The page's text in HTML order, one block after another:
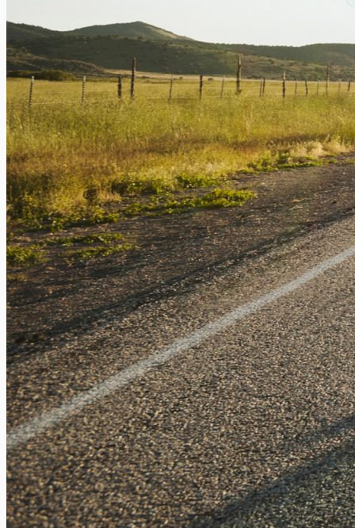
Stage à l’étranger : quelle assurance souscrire ?
Xavier Van Caneghem 0
Chaque année, de nombreux jeunes effectuent un stage à
l’étranger. Si vous en faites partie, pour les études ou pour...